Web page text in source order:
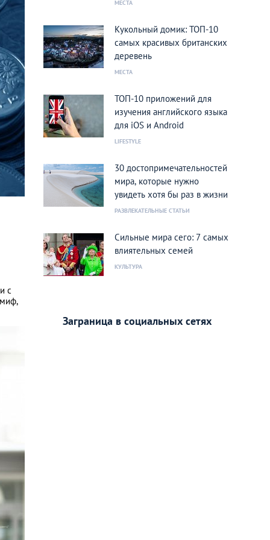
с
МЕСТА
Кукольный домик: ТОП-10
самых красивых британских
деревень
МЕСТА
ТОП-10 приложений для
изучения английского языка
для iOS и Android
LIFESTYLE
30 достопримечательностей
мира, которые нужно
увидеть хотя бы раз в жизни
РАЗВЛЕКАТЕЛЬНЫЕ СТАТЬИ
Сильные мира сего: 7 самых
влиятельных семей
КУЛЬТУРА
Заграница в социальных сетях